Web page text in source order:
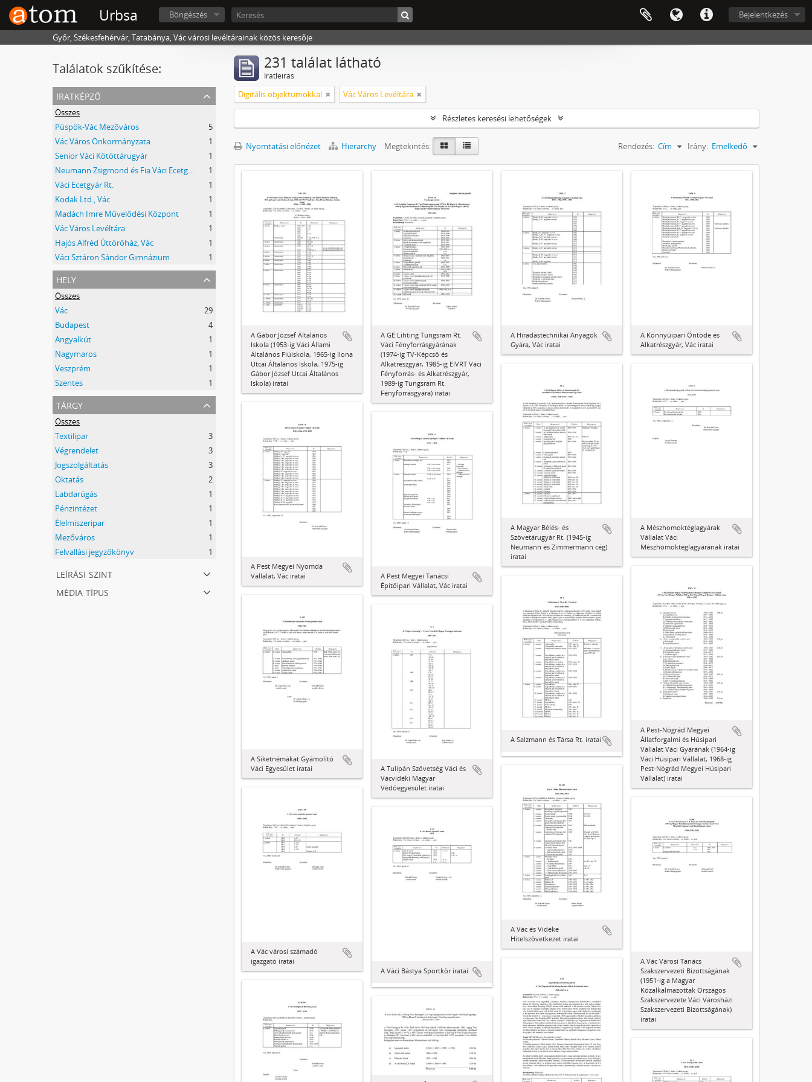
Urbsa Bejelentkezés
Böngészés
Győr, Székesfehérvár, Tatabánya, Vác városi levéltárainak közös keresője
Találatok szűkítése:
iratképző
Összes
Püspök-Vác Mezőváros
5
Vác Város Önkormányzata
1
Senior Váci Kötöttárugyár
1
Neumann Zsigmond és Fia Váci Ecetgyár
1
Váci Ecetgyár Rt.
1
Kodak Ltd., Vác
1
Madách Imre Művelődési Központ
1
Vác Város Levéltára
1
Hajós Alfréd Úttörőház, Vác
1
Váci Sztáron Sándor Gimnázium
1
hely
Összes
Vác
29
Budapest
4
Angyalkút
1
Nagymaros
1
Veszprém
1
Szentes
1
tárgy
Összes
Textilipar
3
Végrendelet
3
Jogszolgáltatás
3
Oktatás
2
Labdarúgás
1
Pénzintézet
1
Élelmiszeripar
1
Mezőváros
1
Felvallási jegyzőkönyv
1
leírási szint
média típus
231 találat látható
Iratleírás
Digitális objektumokkal Vác Város Levéltára
Részletes keresési lehetőségek
Nyomtatási előnézet Hierarchy Megtekintés: Rendezés: Cím Irány: Emelkedő
A Gábor József Általános
Iskola (1953-ig Váci Állami
Általános Fiúiskola, 1965-ig Ilona
Utcai Általános Iskola, 1975-ig
Gábor József Utcai Általános
Iskola) iratai
A GE Lihting Tungsram Rt.
Váci Fényforrásgyárának
(1974-ig TV-Képcső és
Alkatrészgyár, 1985-ig EIVRT Váci
Fényforrás- és Alkatrészgyár,
1989-ig Tungsram Rt.
Fényforrásgyára) iratai
A Híradástechnikai Anyagok
Gyára, Vác iratai
A Könnyűipari Öntöde és
Alkatrészgyár, Vác iratai
A Magyar Bélés- és
Szövetárugyár Rt. (1945-ig
Neumann és Zimmermann cég)
iratai
A Mészhomoktéglagyárak
Vállalat Váci
Mészhomoktéglagyárának iratai
A Pest Megyei Nyomda
Vállalat, Vác iratai
A Pest Megyei Tanácsi
Építőipari Vállalat, Vác iratai
A Pest-Nógrád Megyei
Állatforgalmi és Húsipari
Vállalat Váci Gyárának (1964-ig
Váci Húsipari Vállalat, 1968-ig
Pest-Nógrád Megyei Húsipari
Vállalat) iratai
A Salzmann és Társa Rt. iratai
A Siketnémákat Gyámolító
Váci Egyesület iratai
A Tulipán Szövetség Váci és
Vácvidéki Magyar
Védőegyesület iratai
A Vác és Vidéke
Hitelszövetkezet iratai
A Vác városi számadó
igazgató iratai
A Vác Városi Tanács
Szakszervezeti Bizottságának
(1951-ig a Magyar
Közalkalmazottak Országos
Szakszervezete Váci Városházi
Szakszervezeti Bizottságának)
iratai
A Váci Bástya Sportkör iratai